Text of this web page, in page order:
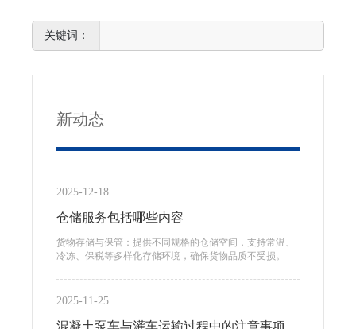
新动态
2025-12-18
仓储服务包括哪些内容
货物存储与保管：提供不同规格的仓储空间，支持常温、
冷冻、保税等多样化存储环境，确保货物品质不受损。
2025-11-25
混凝土泵车与灌车运输过程中的注意事项